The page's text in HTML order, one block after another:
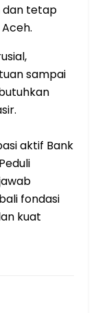
dan tetap
sampai
aktif Bank
fondasi
kuat